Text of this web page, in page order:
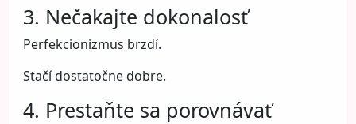
3. Nečakajte dokonalosť
Perfekcionizmus brzdí.
Stačí dostatočne dobre.
4. Prestaňte sa porovnávať